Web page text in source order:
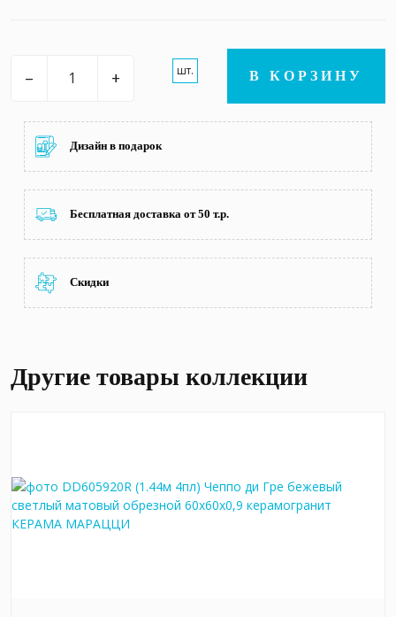
– + шт. В КОРЗИНУ
Дизайн в подарок
Бесплатная доставка от 50 т.р.
Скидки
Другие товары коллекции